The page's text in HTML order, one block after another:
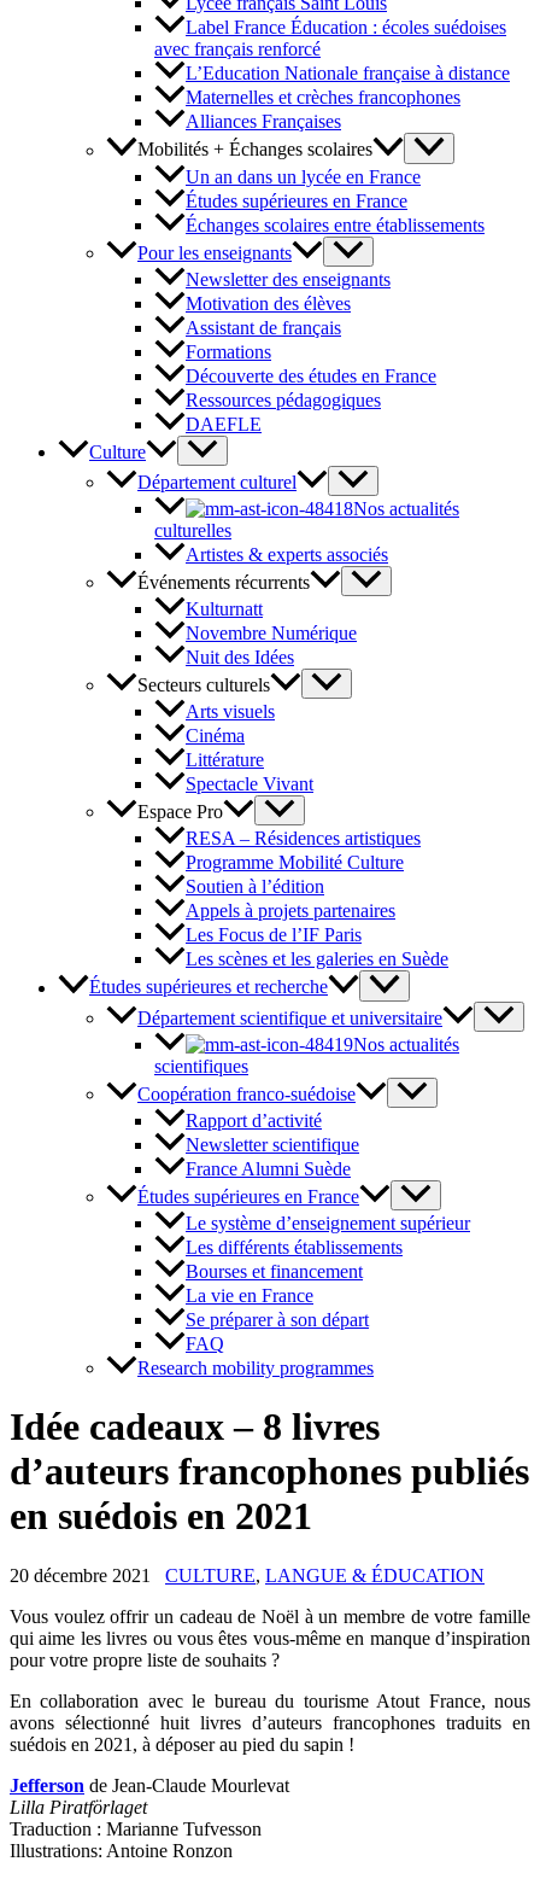
Label France Éducation : écoles suédoises
avec français renforcé
L’Education Nationale française à distance
Maternelles et crèches francophones
Alliances Françaises
Mobilités + Échanges scolaires
Un an dans un lycée en France
Études supérieures en France
Échanges scolaires entre établissements
Pour les enseignants
Newsletter des enseignants
Motivation des élèves
Assistant de français
Formations
Découverte des études en France
Ressources pédagogiques
DAEFLE
Culture
Département culturel
Nos actualités
culturelles
Artistes & experts associés
Événements récurrents
Kulturnatt
Novembre Numérique
Nuit des Idées
Secteurs culturels
Arts visuels
Cinéma
Littérature
Spectacle Vivant
Espace Pro
RESA – Résidences artistiques
Programme Mobilité Culture
Soutien à l’édition
Appels à projets partenaires
Les Focus de l’IF Paris
Les scènes et les galeries en Suède
Études supérieures et recherche
Département scientifique et universitaire
Nos actualités
scientifiques
Coopération franco-suédoise
Rapport d’activité
Newsletter scientifique
France Alumni Suède
Études supérieures en France
Le système d’enseignement supérieur
Les différents établissements
Bourses et financement
La vie en France
Se préparer à son départ
FAQ
Research mobility programmes
Idée cadeaux – 8 livres
d’auteurs francophones publiés
en suédois en 2021
20 décembre 2021 CULTURE, LANGUE & ÉDUCATION
Vous voulez offrir un cadeau de Noël à un membre de votre famille
qui aime les livres ou vous êtes vous-même en manque d’inspiration
pour votre propre liste de souhaits ?
En collaboration avec le bureau du tourisme Atout France, nous
avons sélectionné huit livres d’auteurs francophones traduits en
suédois en 2021, à déposer au pied du sapin !
Jefferson de Jean-Claude Mourlevat
Lilla Piratförlaget
Traduction : Marianne Tufvesson
Illustrations: Antoine Ronzon